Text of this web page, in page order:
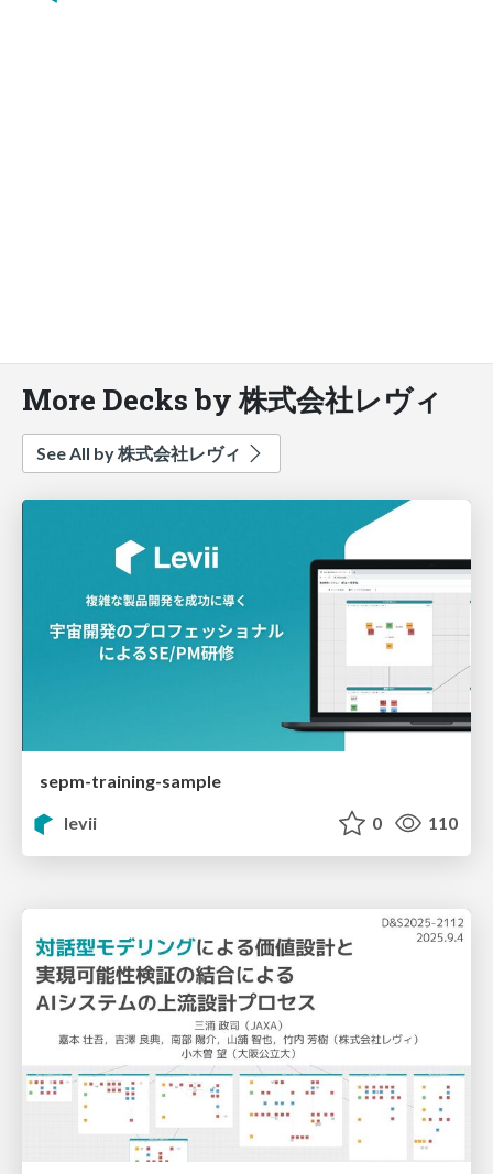
More Decks by 株式会社レヴィ
See All by 株式会社レヴィ
sepm-training-sample
levii
0 110